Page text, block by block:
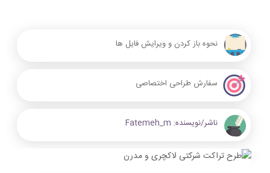
نحوه باز کردن و ویرایش فایل ها
سفارش طراحی اختصاصی
ناشر/نویسنده: Fatemeh_m